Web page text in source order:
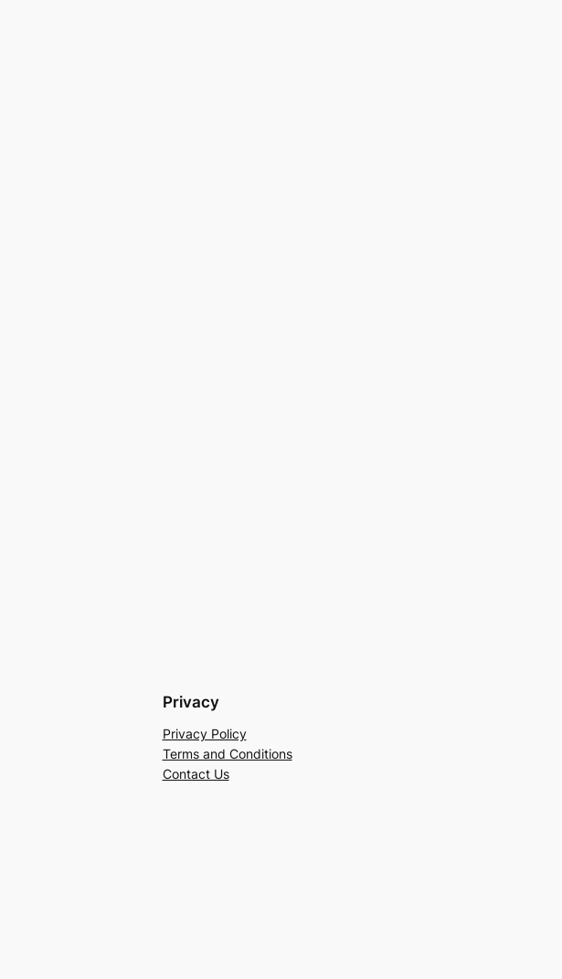
Privacy
Privacy Policy
Terms and Conditions
Contact Us